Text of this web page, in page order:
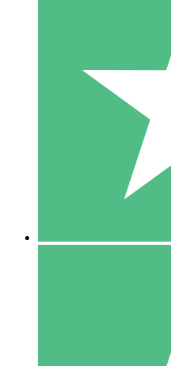
Paquetes de
Paga según el uso con
10